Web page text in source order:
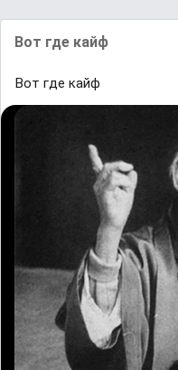
Вот где кайф
Вот где кайф